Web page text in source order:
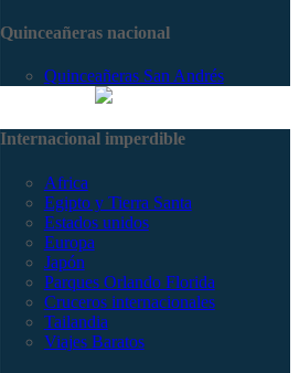
Quinceañeras nacional
Quinceañeras San Andrés
Internacional imperdible
Africa
Egipto y Tierra Santa
Estados unidos
Europa
Japón
Parques Orlando Florida
Cruceros internacionales
Tailandia
Viajes Baratos